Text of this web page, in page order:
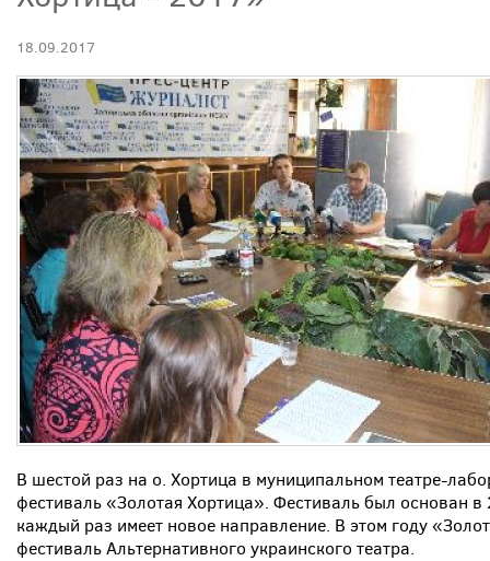
18.09.2017
В шестой раз на о. Хортица в муниципальном театре-
фестиваль «Золотая Хортица». Фестиваль был основан
каждый раз имеет новое направление. В этом году
фестиваль Альтернативного украинского театра.